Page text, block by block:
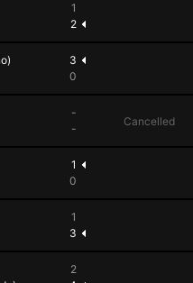
1
2
3
0
-
-
Cancelled
1
0
1
3
2